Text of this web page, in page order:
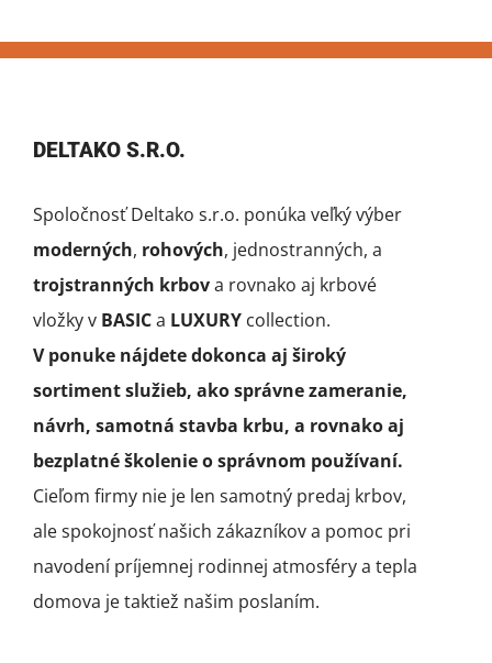
DELTAKO S.R.O.
Spoločnosť Deltako s.r.o. ponúka veľký výber
moderných, rohových, jednostranných, a
trojstranných krbova rovnako aj krbové
vložky v BASICa LUXURY collection.
V ponuke nájdete dokonca aj široký
sortiment služieb, ako správne zameranie,
návrh, samotná stavba krbu, a rovnako aj
bezplatné školenie o správnom používaní.
Cieľom firmy nie je len samotný predaj krbov,
ale spokojnosť našich zákazníkov a pomoc pri
navodení príjemnej rodinnej atmosféry a tepla
domova je taktiež našim poslaním.